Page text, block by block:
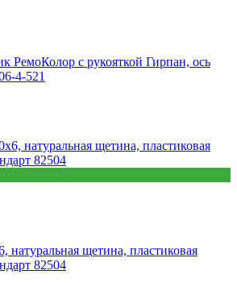
РемоКолор с рукояткой Гирпан, ось
4-521
натуральная щетина, пластиковая
82504